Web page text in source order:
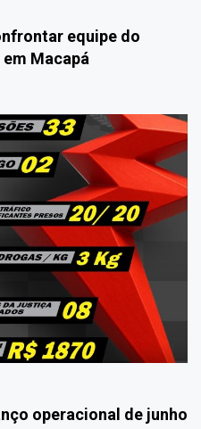
equipe do
Macapá
operacional de junho